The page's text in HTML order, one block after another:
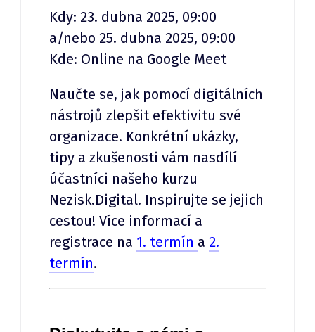
Kdy: 23. dubna 2025, 09:00
a/nebo 25. dubna 2025, 09:00
Kde: Online na Google Meet
Naučte se, jak pomocí digitálních
nástrojů zlepšit efektivitu své
organizace. Konkrétní ukázky,
tipy a zkušenosti vám nasdílí
účastníci našeho kurzu
Nezisk.Digital. Inspirujte se jejich
cestou! Více informací a
registrace na 1. termín a 2.
termín.